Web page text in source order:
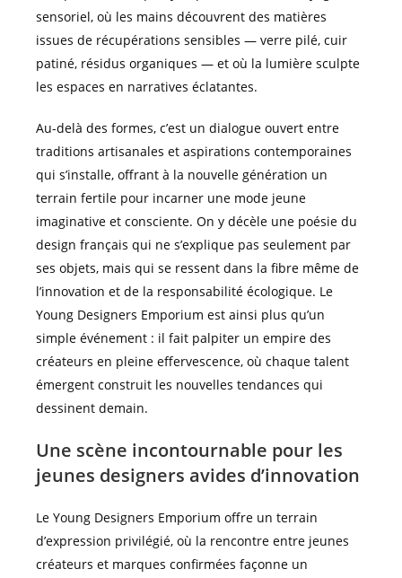
sensoriel, où les mains découvrent des matières
issues de récupérations sensibles — verre pilé, cuir
patiné, résidus organiques — et où la lumière sculpte
les espaces en narratives éclatantes.
Au-delà des formes, c’est un dialogue ouvert entre
traditions artisanales et aspirations contemporaines
qui s’installe, offrant à la nouvelle génération un
terrain fertile pour incarner une mode jeune
imaginative et consciente. On y décèle une poésie du
design français qui ne s’explique pas seulement par
ses objets, mais qui se ressent dans la fibre même de
l’innovation et de la responsabilité écologique. Le
Young Designers Emporium est ainsi plus qu’un
simple événement : il fait palpiter un empire des
créateurs en pleine effervescence, où chaque talent
émergent construit les nouvelles tendances qui
dessinent demain.
Une scène incontournable pour les
jeunes designers avides d’innovation
Le Young Designers Emporium offre un terrain
d’expression privilégié, où la rencontre entre jeunes
créateurs et marques confirmées façonne un